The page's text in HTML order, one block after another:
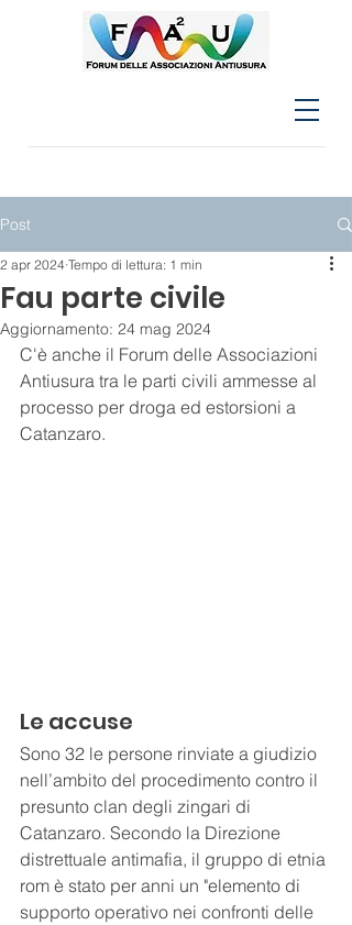
Post
Fau parte civile
2 apr 2024 Tempo di lettura: 1 min
Aggiornamento: 24 mag 2024
C'è anche il Forum delle Associazioni
Antiusura tra le parti civili ammesse al
processo per droga ed estorsioni a
Catanzaro.
Le accuse
Sono 32 le persone rinviate a giudizio
nell’ambito del procedimento contro il
presunto clan degli zingari di
Catanzaro. Secondo la Direzione
distrettuale antimafia, il gruppo di etnia
rom è stato per anni un "elemento di
supporto operativo nei confronti delle